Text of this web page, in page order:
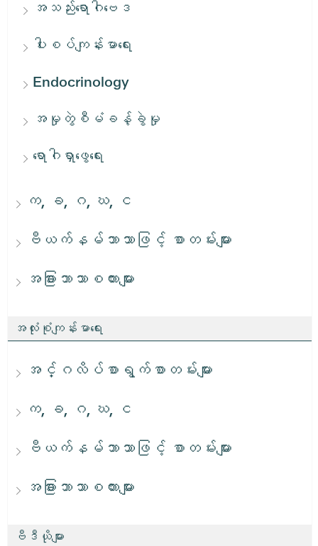
အသည်းရောဂါဗေဒ
ပါးစပ်ကျန်းမာရေး
Endocrinology
အမှုတွဲစီမံခန့်ခွဲမှု
ရောဂါရှာဖွေရေး
က, ခ, ဂ, ဃ, င
ဗီယက်နမ်ဘာသာဖြင့် စာတမ်းများ
အခြားဘာသာစကားများ
အလုံးစုံကျန်းမာရေး
အင်္ဂလိပ်စာရွက်စာတမ်းများ
က, ခ, ဂ, ဃ, င
ဗီယက်နမ်ဘာသာဖြင့် စာတမ်းများ
အခြားဘာသာစကားများ
ဗီဒီယိုများ